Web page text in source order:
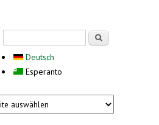
Deutsch
Esperanto